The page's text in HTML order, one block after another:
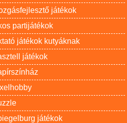
játékok
partijátékok
játékok kutyáknak
játékok
játékok